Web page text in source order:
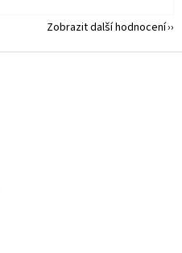
Zobrazit další hodnocení